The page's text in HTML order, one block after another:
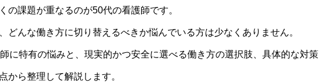
の課題が重なるのが50代の看護師です。
どんな働き方に切り替えるべきか悩んでいる方は少なくありません。
に特有の悩みと、現実的かつ安全に選べる働き方の選択肢、具体的な対策
から整理して解説します。